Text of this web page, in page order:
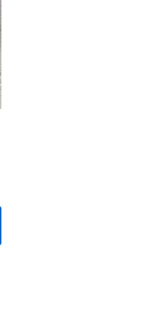
on
useampi
Voit
tehdä